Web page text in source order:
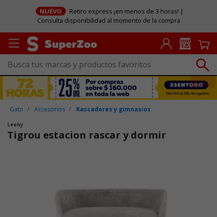
NUEVO
Retiro express ¡en menos de 3 horas! |
Consulta disponibilidad al momento de la compra
Gato Accesorios Rascadores y gimnasios
Leeby
Tigrou estacion rascar y dormir